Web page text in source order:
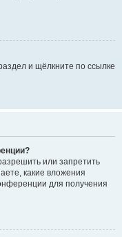
и щёлкните по ссылке
или запретить
какие вложения
для получения